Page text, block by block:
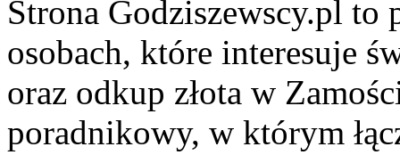
Strona Godziszewscy.pl to
osobach, które interesuje
oraz odkup złota w
poradnikowy, w którym